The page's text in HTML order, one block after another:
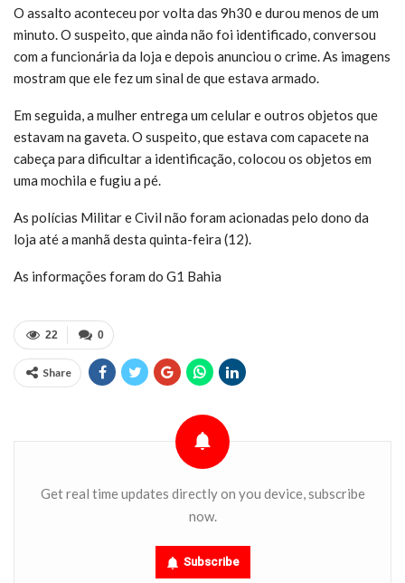
O assalto aconteceu por volta das 9h30 e durou menos de um
minuto. O suspeito, que ainda não foi identificado, conversou
com a funcionária da loja e depois anunciou o crime. As imagens
mostram que ele fez um sinal de que estava armado.
Em seguida, a mulher entrega um celular e outros objetos que
estavam na gaveta. O suspeito, que estava com capacete na
cabeça para dificultar a identificação, colocou os objetos em
uma mochila e fugiu a pé.
As polícias Militar e Civil não foram acionadas pelo dono da
loja até a manhã desta quinta-feira (12).
As informações foram do G1 Bahia
0
22
Share
Get real time updates directly on you device, subscribe
now.
Subscribe